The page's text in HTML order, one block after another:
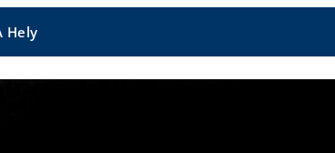
Hely